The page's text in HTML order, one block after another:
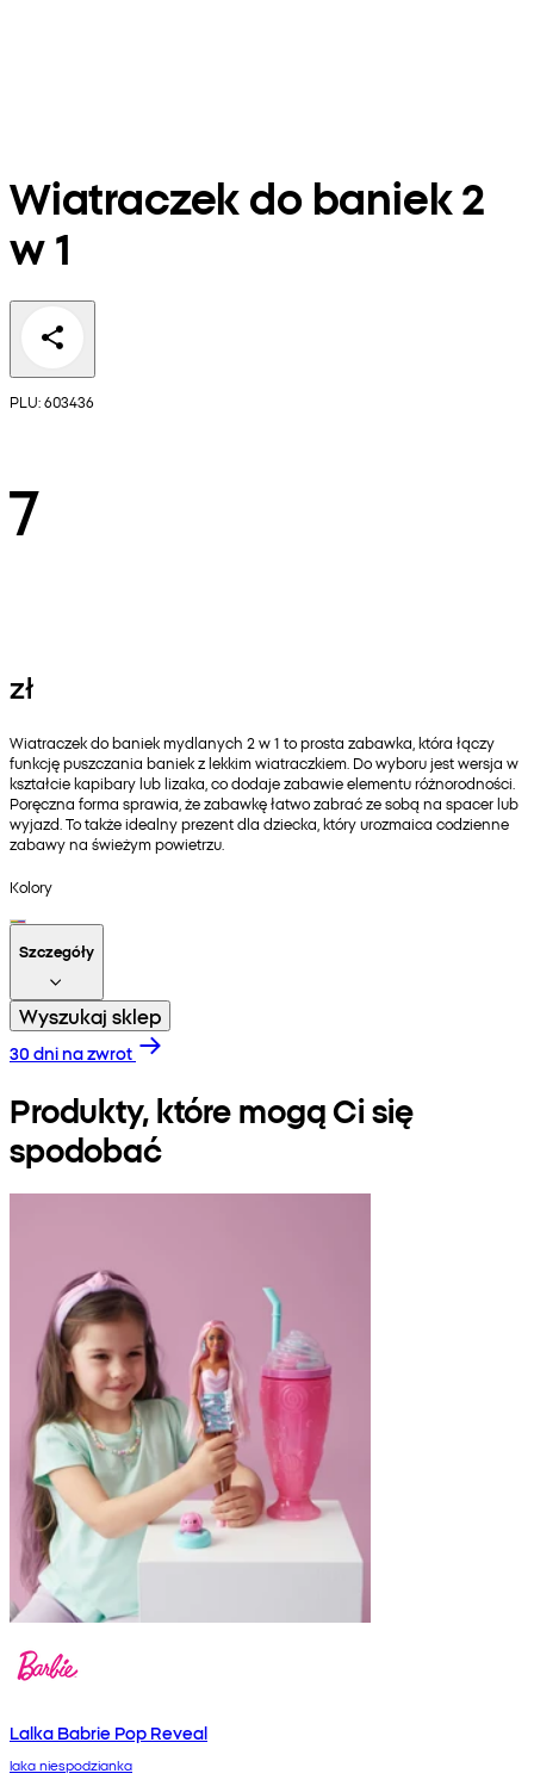
Wiatraczek do baniek 2
w 1
PLU: 603436
7
zł
Wiatraczek do baniek mydlanych 2 w 1 to prosta zabawka, która łączy
funkcję puszczania baniek z lekkim wiatraczkiem. Do wyboru jest wersja w
kształcie kapibary lub lizaka, co dodaje zabawie elementu różnorodności.
Poręczna forma sprawia, że zabawkę łatwo zabrać ze sobą na spacer lub
wyjazd. To także idealny prezent dla dziecka, który urozmaica codzienne
zabawy na świeżym powietrzu.
Kolory
Szczegóły
Wyszukaj sklep
30 dni na zwrot
Produkty, które mogą Ci się
spodobać
Lalka Babrie Pop Reveal
laka niespodzianka